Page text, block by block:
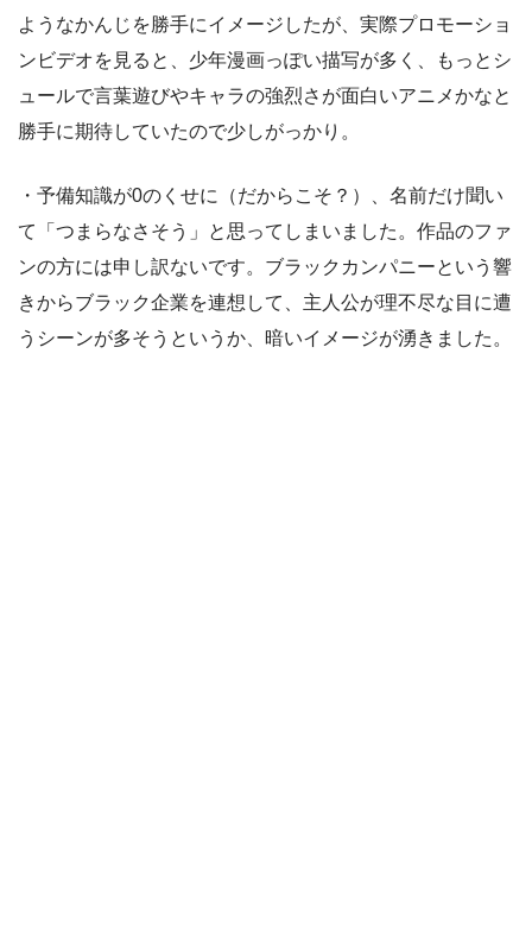
ようなかんじを勝手にイメージしたが、実際プロモーショ
ンビデオを見ると、少年漫画っぽい描写が多く、もっとシ
ュールで言葉遊びやキャラの強烈さが面白いアニメかなと
勝手に期待していたので少しがっかり。
・予備知識が0のくせに（だからこそ？）、名前だけ聞い
て「つまらなさそう」と思ってしまいました。作品のファ
ンの方には申し訳ないです。ブラックカンパニーという響
きからブラック企業を連想して、主人公が理不尽な目に遭
うシーンが多そうというか、暗いイメージが湧きました。